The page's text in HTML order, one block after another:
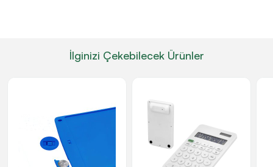
İlginizi Çekebilecek Ürünler